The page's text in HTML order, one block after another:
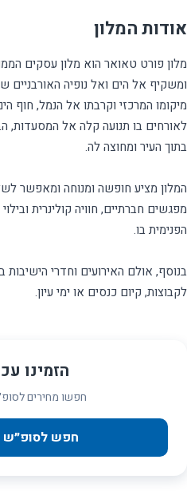
אודות המלון
מלון פורט טאואר הוא מלון עסקים
מיקומו המרכזי וקרבתו אל הנמל, חוף
לאורחים בו תנועה קלה אל המסעדות,
המלון מציע חופשה ומנוחה ומאפשר
מפגשים חברתיים, חוויה קולינרית
בנוסף, אולם האירועים וחדרי הישיבות
לקבוצות, קיום כנסים או ימי עיון.
הזמינו
חפשו מחירים
חפש לסופ״ש